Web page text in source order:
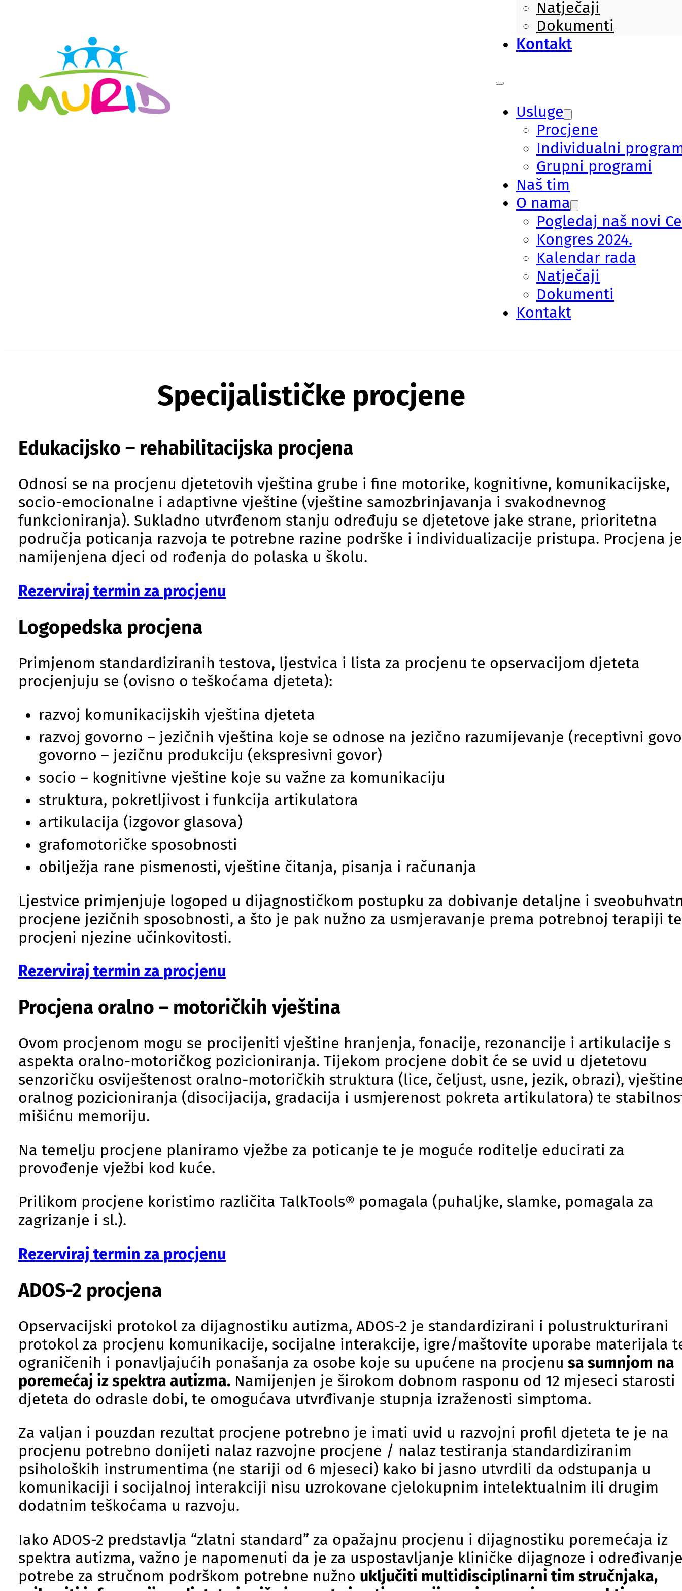
Natječaji
Dokumenti
Kontakt
Usluge
Procjene
Individualni
Grupni programi
Naš tim
O nama
Pogledaj naš novi
Kongres 2024.
Kalendar rada
Natječaji
Dokumenti
Kontakt
Specijalističke procjene
Edukacijsko – rehabilitacijska procjena
Odnosi se na procjenu djetetovih vještina grube i fine motorike, kognitivne, komunikacijske,
socio-emocionalne i adaptivne vještine (vještine samozbrinjavanja i svakodnevnog
funkcioniranja). Sukladno utvrđenom stanju određuju se djetetove jake strane, prioritetna
područja poticanja razvoja te potrebne razine podrške i individualizacije pristupa. Procjena je
namijenjena djeci od rođenja do polaska u školu.
Rezerviraj termin za procjenu
Logopedska procjena
Primjenom standardiziranih testova, ljestvica i lista za procjenu te opservacijom djeteta
procjenjuju se (ovisno o teškoćama djeteta):
razvoj komunikacijskih vještina djeteta
razvoj govorno – jezičnih vještina koje se odnose na jezično razumijevanje (receptivni
govorno – jezičnu produkciju (ekspresivni govor)
socio – kognitivne vještine koje su važne za komunikaciju
struktura, pokretljivost i funkcija artikulatora
artikulacija (izgovor glasova)
grafomotoričke sposobnosti
obilježja rane pismenosti, vještine čitanja, pisanja i računanja
Ljestvice primjenjuje logoped u dijagnostičkom postupku za dobivanje detaljne i
procjene jezičnih sposobnosti, a što je pak nužno za usmjeravanje prema potrebnoj terapiji te
procjeni njezine učinkovitosti.
Rezerviraj termin za procjenu
Procjena oralno – motoričkih vještina
Ovom procjenom mogu se procijeniti vještine hranjenja, fonacije, rezonancije i artikulacije s
aspekta oralno-motoričkog pozicioniranja. Tijekom procjene dobit će se uvid u djetetovu
senzoričku osviještenost oralno-motoričkih struktura (lice, čeljust, usne, jezik, obrazi),
oralnog pozicioniranja (disocijacija, gradacija i usmjerenost pokreta artikulatora) te
mišićnu memoriju.
Na temelju procjene planiramo vježbe za poticanje te je moguće roditelje educirati za
provođenje vježbi kod kuće.
Prilikom procjene koristimo različita TalkTools® pomagala (puhaljke, slamke, pomagala za
zagrizanje i sl.).
Rezerviraj termin za procjenu
ADOS-2 procjena
Opservacijski protokol za dijagnostiku autizma, ADOS-2 je standardizirani i polustrukturirani
protokol za procjenu komunikacije, socijalne interakcije, igre/maštovite uporabe materijala
ograničenih i ponavljajućih ponašanja za osobe koje su upućene na procjenu sa sumnjom na
poremećaj iz spektra autizma.Namijenjen je širokom dobnom rasponu od 12 mjeseci starosti
djeteta do odrasle dobi, te omogućava utvrđivanje stupnja izraženosti simptoma.
Za valjan i pouzdan rezultat procjene potrebno je imati uvid u razvojni profil djeteta te je na
procjenu potrebno donijeti nalaz razvojne procjene / nalaz testiranja standardiziranim
psiholoških instrumentima (ne stariji od 6 mjeseci) kako bi jasno utvrdili da odstupanja u
komunikaciji i socijalnoj interakciji nisu uzrokovane cjelokupnim intelektualnim ili drugim
dodatnim teškoćama u razvoju.
Iako ADOS-2 predstavlja “zlatni standard” za opažajnu procjenu i dijagnostiku poremećaja iz
spektra autizma, važno je napomenuti da je za uspostavljanje kliničke dijagnoze i
potrebe za stručnom podrškom potrebne nužno uključiti multidisciplinarni tim stručnjaka,